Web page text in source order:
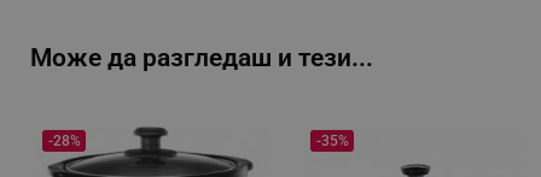
Може да разгледаш и тези...
-28% -35%